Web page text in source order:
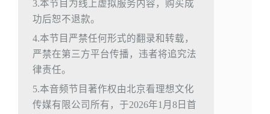
3.本节目为线上虚拟服务内容，购买成
功后恕不退款。
4.本节目严禁任何形式的翻录和转载，
严禁在第三方平台传播，违者将追究法
律责任。
5.本音频节目著作权由北京看理想文化
传媒有限公司所有，于2026年1月8日首